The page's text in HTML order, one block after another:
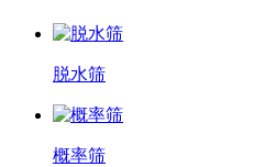
脱水筛
概率筛